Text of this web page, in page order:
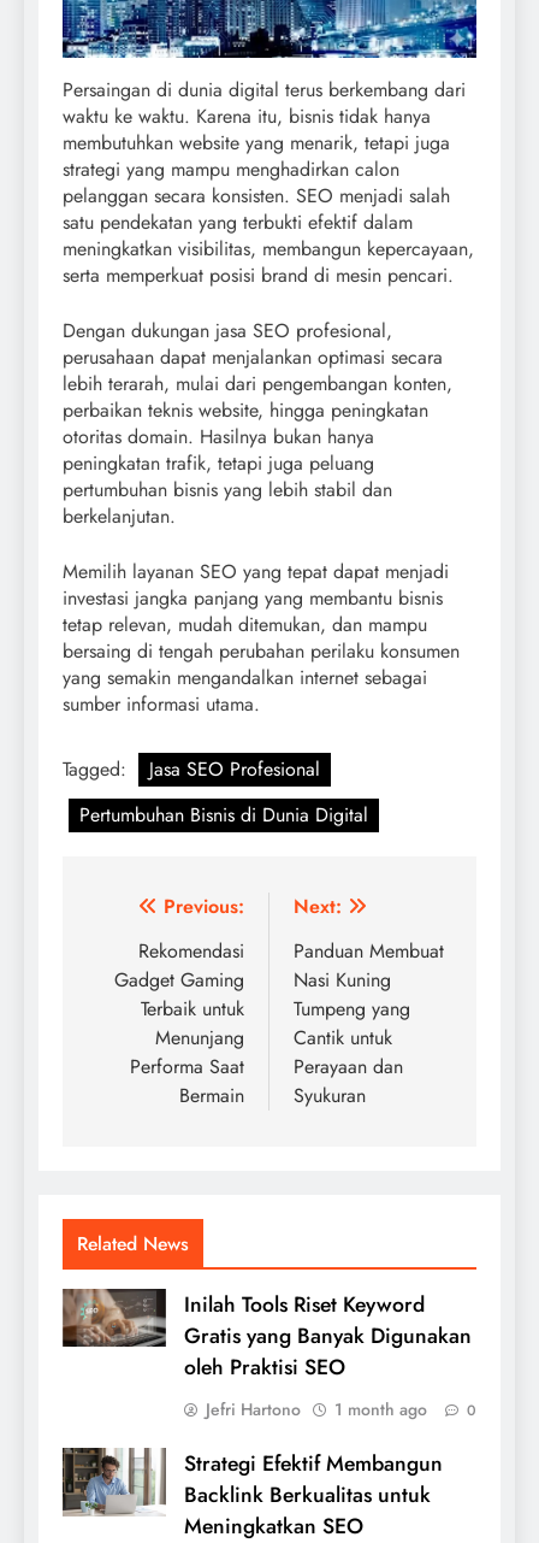
Persaingan di dunia digital terus berkembang dari
waktu ke waktu. Karena itu, bisnis tidak hanya
membutuhkan website yang menarik, tetapi juga
strategi yang mampu menghadirkan calon
pelanggan secara konsisten. SEO menjadi salah
satu pendekatan yang terbukti efektif dalam
meningkatkan visibilitas, membangun kepercayaan,
serta memperkuat posisi brand di mesin pencari.
Dengan dukungan jasa SEO profesional,
perusahaan dapat menjalankan optimasi secara
lebih terarah, mulai dari pengembangan konten,
perbaikan teknis website, hingga peningkatan
otoritas domain. Hasilnya bukan hanya
peningkatan trafik, tetapi juga peluang
pertumbuhan bisnis yang lebih stabil dan
berkelanjutan.
Memilih layanan SEO yang tepat dapat menjadi
investasi jangka panjang yang membantu bisnis
tetap relevan, mudah ditemukan, dan mampu
bersaing di tengah perubahan perilaku konsumen
yang semakin mengandalkan internet sebagai
sumber informasi utama.
Tagged:
Jasa SEO Profesional
Pertumbuhan Bisnis di Dunia Digital
Post
navigation
Previous:
Rekomendasi
Gadget Gaming
Terbaik untuk
Menunjang
Performa Saat
Bermain
Next:
Panduan Membuat
Nasi Kuning
Tumpeng yang
Cantik untuk
Perayaan dan
Syukuran
Related News
Inilah Tools Riset Keyword
Gratis yang Banyak Digunakan
oleh Praktisi SEO
Jefri Hartono 1 month ago 0
Strategi Efektif Membangun
Backlink Berkualitas untuk
Meningkatkan SEO